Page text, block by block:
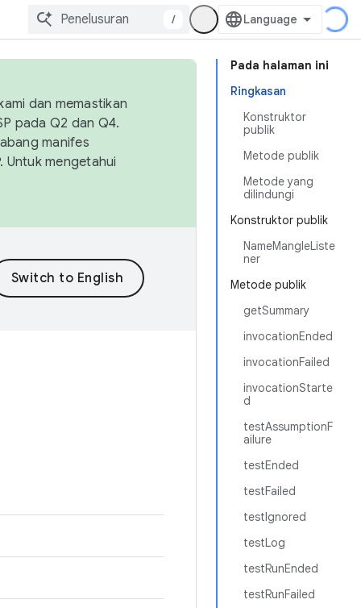
/
Pada halaman ini
Ringkasan
Konstruktor
publik
Metode publik
Metode yang
dilindungi
Konstruktor publik
NameMangleListe
ner
Metode publik
getSummary
invocationEnded
invocationFailed
invocationStarte
d
testAssumptionF
ailure
testEnded
testFailed
testIgnored
testLog
testRunEnded
testRunFailed
dan memastikan
pada Q2 dan Q4.
manifes
Untuk mengetahui